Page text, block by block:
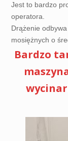
Jest to bardzo
operatora.
Drążenie
mosiężnych o
Bardzo